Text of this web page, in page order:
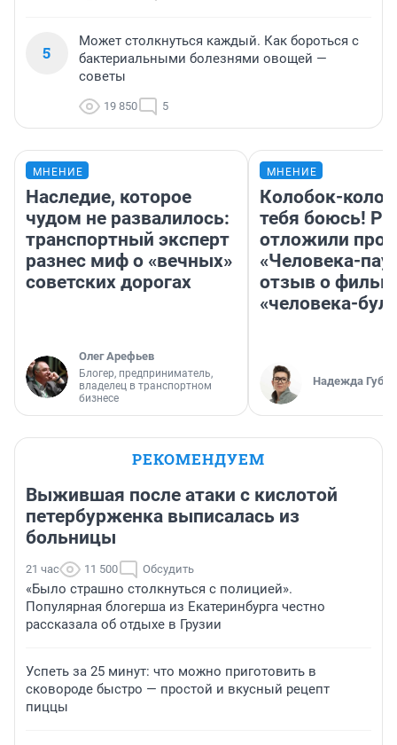
5
Может столкнуться каждый. Как бороться с
бактериальными болезнями овощей —
советы
19 850 5
МНЕНИЕ
Наследие, которое
чудом не развалилось:
транспортный эксперт
разнес миф о «вечных»
советских дорогах
Олег Арефьев
Блогер, предприниматель,
владелец в транспортном
бизнесе
МНЕНИЕ
Колобок-
тебя боюсь!
отложили
«Человека-
отзыв о
«человека-
Надежда
РЕКОМЕНДУЕМ
Выжившая после атаки с кислотой
петербурженка выписалась из
больницы
21 час 11 500 Обсудить
«Было страшно столкнуться с полицией».
Популярная блогерша из Екатеринбурга честно
рассказала об отдыхе в Грузии
Успеть за 25 минут: что можно приготовить в
сковороде быстро — простой и вкусный рецепт
пиццы